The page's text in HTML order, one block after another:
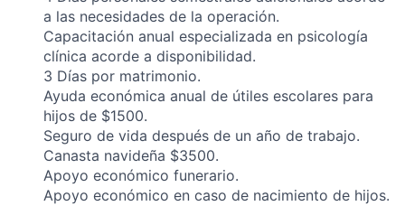
a las necesidades de la operación.
Capacitación anual especializada en psicología
clínica acorde a disponibilidad.
3 Días por matrimonio.
Ayuda económica anual de útiles escolares para
hijos de $1500.
Seguro de vida después de un año de trabajo.
Canasta navideña $3500.
Apoyo económico funerario.
Apoyo económico en caso de nacimiento de hijos.